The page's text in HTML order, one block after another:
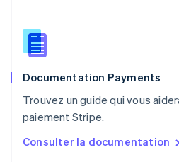
Documentation Payments
Trouvez un guide qui vous
paiement Stripe.
Consulter la documentation
English
Roumanie
Royaume-Uni
Singapour
English 简体中文
English